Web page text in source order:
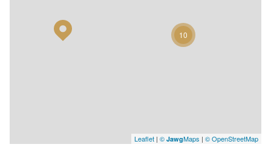
10
Leaflet | © JawgMaps | © OpenStreetMap